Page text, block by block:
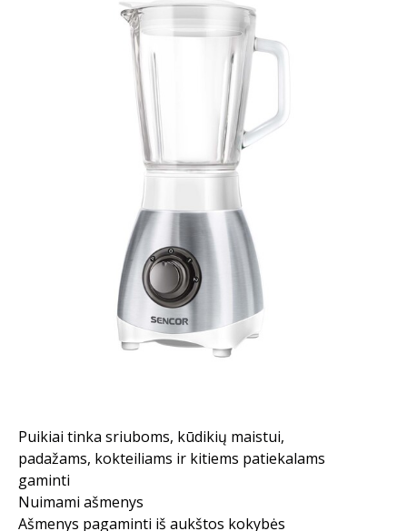
Puikiai tinka sriuboms, kūdikių maistui,
padažams, kokteiliams ir kitiems patiekalams
gaminti
Nuimami ašmenys
Ašmenys pagaminti iš aukštos kokybės